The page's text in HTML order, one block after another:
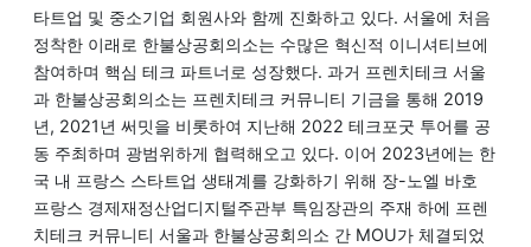
타트업 및 중소기업 회원사와 함께 진화하고 있다. 서울에 처음
정착한 이래로 한불상공회의소는 수많은 혁신적 이니셔티브에
참여하며 핵심 테크 파트너로 성장했다. 과거 프렌치테크 서울
과 한불상공회의소는 프렌치테크 커뮤니티 기금을 통해 2019
년, 2021년 써밋을 비롯하여 지난해 2022 테크포굿 투어를 공
동 주최하며 광범위하게 협력해오고 있다. 이어 2023년에는 한
국 내 프랑스 스타트업 생태계를 강화하기 위해 장-노엘 바호
프랑스 경제재정산업디지털주관부 특임장관의 주재 하에 프렌
치테크 커뮤니티 서울과 한불상공회의소 간 MOU가 체결되었